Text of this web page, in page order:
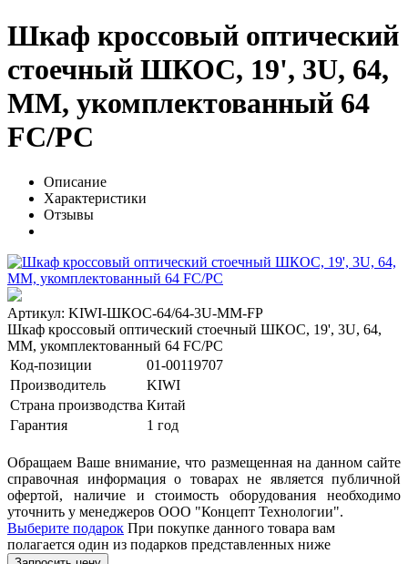
Шкаф кроссовый оптический
стоечный ШКОС, 19', 3U, 64,
MM, укомплектованный 64
FC/PC
Описание
Характеристики
Отзывы
Артикул: KIWI-ШКОС-64/64-3U-MM-FP
Шкаф кроссовый оптический стоечный ШКОС, 19', 3U, 64,
MM, укомплектованный 64 FC/PC
Код-позиции
01-00119707
Производитель
KIWI
Страна производства Китай
Гарантия
1 год
Обращаем Ваше внимание, что размещенная на данном сайте
справочная информация о товарах не является публичной
офертой, наличие и стоимость оборудования необходимо
уточнить у менеджеров ООО "Концепт Технологии".
Выберите подарок При покупке данного товара вам
полагается один из подарков представленных ниже